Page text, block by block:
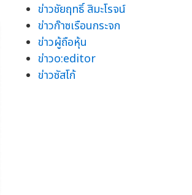
ข่าวชัยฤทธิ์ สิมะโรจน์
ข่าวก๊าซเรือนกระจก
ข่าวผู้ถือหุ้น
ข่าวo:editor
ข่าวซัสโก้